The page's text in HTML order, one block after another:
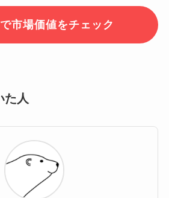
市場価値をチェック
た人